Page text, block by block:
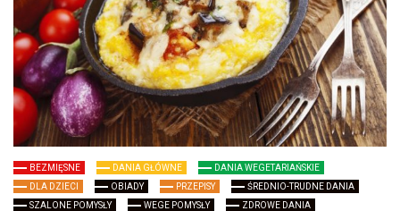
BEZMIĘSNE DANIA GŁÓWNE
DANIA WEGETARIAŃSKIE
DLA DZIECI
OBIADY PRZEPISY
ŚREDNIO-TRUDNE DANIA
SZALONE POMYSŁY
WEGE POMYSŁY ZDROWE DANIA